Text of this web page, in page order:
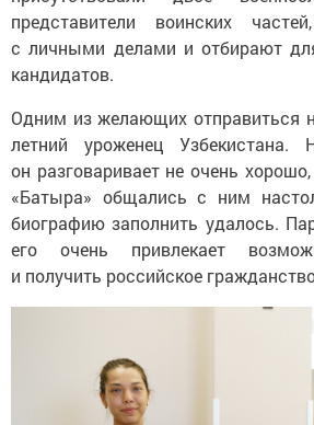
представители воинских
с личными делами и отбирают
кандидатов.
Одним из желающих отправиться
летний уроженец
он разговаривает не очень
«Батыра» общались с ним
биографию заполнить удалось.
его очень привлекает
и получить российское